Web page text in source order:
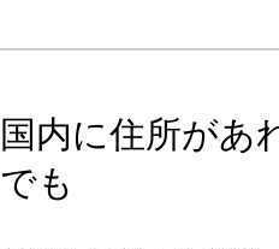
国内に住所があ
も